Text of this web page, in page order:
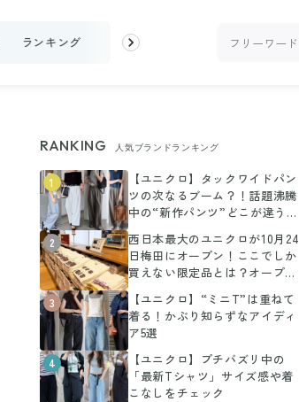
ランキング お金 収納・片付け
RANKING 人気ブランドランキング
1
【ユニクロ】タックワイドパン
ツの次なるブーム？！話題沸騰
中の“新作パンツ”どこが違う
2
西日本最大のユニクロが10月24
日梅田にオープン！ここでしか
買えない限定品とは？オープン
3
【ユニクロ】“ミニT”は重ねて
着る！かぶり知らずなアイディ
ア5選
4
【ユニクロ】プチバズリ中の
「最新Tシャツ」サイズ感や着
こなしをチェック